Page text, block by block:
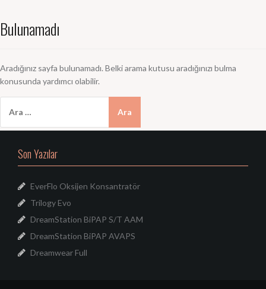
Bulunamadı
Aradığınız sayfa bulunamadı. Belki arama kutusu aradığınızı bulma
konusunda yardımcı olabilir.
Son Yazılar
EverFlo Oksijen Konsantratör
Trilogy Evo
DreamStation BiPAP S/T AAM
DreamStation BiPAP AVAPS
Dreamwear Full